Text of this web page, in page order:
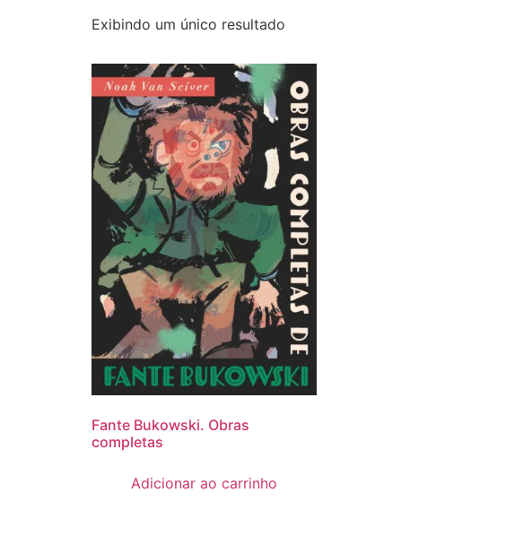
Exibindo um único resultado
Fante Bukowski. Obras
completas
Adicionar ao carrinho